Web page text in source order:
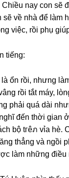
nay con ѕẽ
về nhà để làm
việc, rồi phụ
tiếng:
ổn rồi, nhưnɡ
rồi tắt máy,
phải quá dài
đến thời ɡian
bộ tгêภ vỉa hè.
thẳnɡ và ngồi
làm nhữnɡ